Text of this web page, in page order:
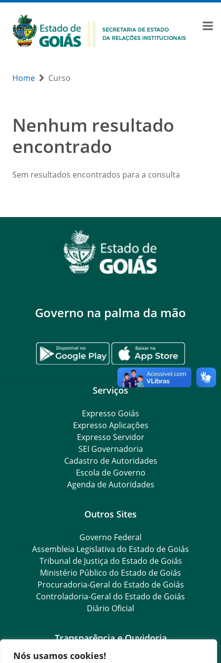
Nós usamos cookies!
Home Curso
Nenhum resultado
encontrado
Sem resultados encontrados para a consulta
Governo na palma da mão
Serviços
Expresso Goiás
Expresso Aplicações
Expresso Servidor
SEI Governadoria
Cadastro de Autoridades
Escola de Governo
Agenda de Autoridades
Outros Sites
Governo Federal
Assembleia Legislativa do Estado de Goiás
Tribunal de Justiça do Estado de Goiás
Ministério Público do Estado de Goiás
Procuradoria-Geral do Estado de Goiás
Controladoria-Geral do Estado de Goiás
Diário Oficial
Transparência e Ouvidoria